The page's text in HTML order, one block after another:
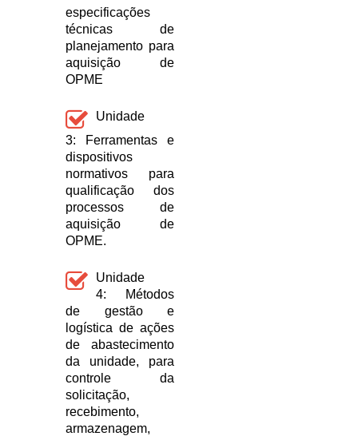
especificações
técnicas de
planejamento para
aquisição de
OPME
Unidade
3: Ferramentas e
dispositivos
normativos para
qualificação dos
processos de
aquisição de
OPME.
Unidade
4: Métodos
de gestão e
logística de ações
de abastecimento
da unidade, para
controle da
solicitação,
recebimento,
armazenagem,